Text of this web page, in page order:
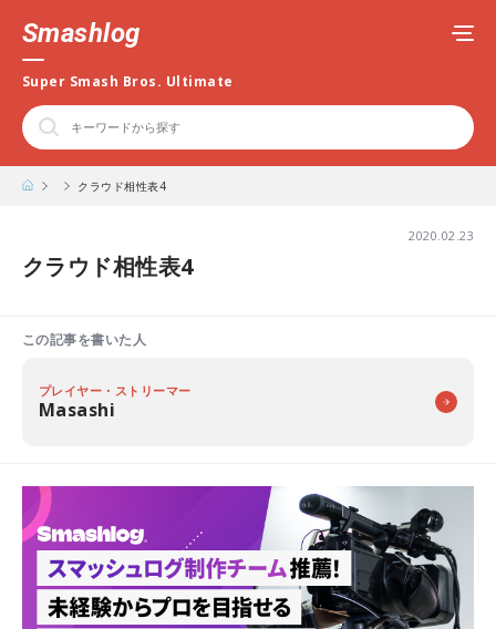
Smashlog
Super Smash Bros. Ultimate
クラウド相性表4
2020.02.23
クラウド相性表4
この記事を書いた人
プレイヤー・ストリーマー
Masashi